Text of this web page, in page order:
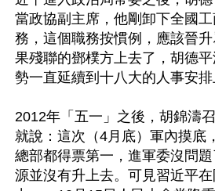
當政協副主席，他剛卸下全國
務，這個職務按慣例，應該晉
果殘聯的鄧樸方上去了，胡德
勢一直延續到十八大的人事安排
2012年「五一」之後，胡錦濤
就說：這次（4月底）軍內摸底
總部都得票第一，進軍委沒問
源並沒有升上去。可見習近平